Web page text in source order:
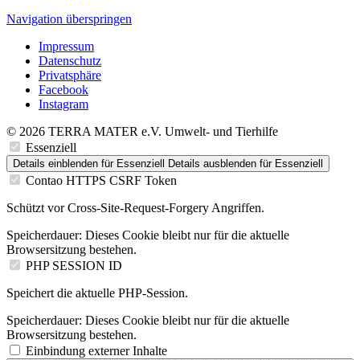
Navigation überspringen
Impressum
Datenschutz
Privatsphäre
Facebook
Instagram
© 2026 TERRA MATER e.V. Umwelt- und Tierhilfe
Essenziell
Details einblenden für Essenziell Details ausblenden für Essenziell
Contao HTTPS CSRF Token
Schützt vor Cross-Site-Request-Forgery Angriffen.
Speicherdauer: Dieses Cookie bleibt nur für die aktuelle
Browsersitzung bestehen.
PHP SESSION ID
Speichert die aktuelle PHP-Session.
Speicherdauer: Dieses Cookie bleibt nur für die aktuelle
Browsersitzung bestehen.
Einbindung externer Inhalte